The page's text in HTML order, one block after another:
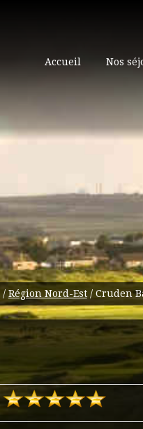
Accueil Nos
/ Région Nord-Est /Cruden